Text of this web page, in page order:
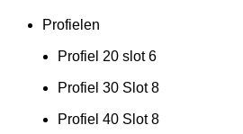
Profielen
Profiel 20 slot 6
Profiel 30 Slot 8
Profiel 40 Slot 8